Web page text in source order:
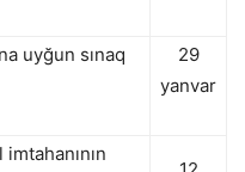
uyğun sınaq
29
yanvar